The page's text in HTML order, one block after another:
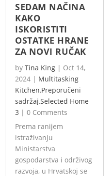
SEDAM NAČINA
KAKO
ISKORISTITI
OSTATKE HRANE
ZA NOVI RUČAK
by Tina King | Oct 14,
2024 | Multitasking
Kitchen,Preporučeni
sadržaj,Selected Home
3 | 0 Comments
Prema ranijem
istraživanju
Ministarstva
gospodarstva i održivog
razvoja, u Hrvatskoj se